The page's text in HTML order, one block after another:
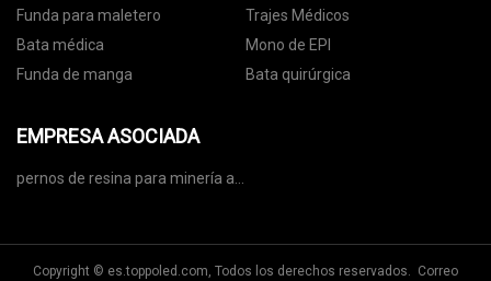
Funda para maletero
Trajes Médicos
Bata médica
Mono de EPI
Funda de manga
Bata quirúrgica
EMPRESA ASOCIADA
pernos de resina para minería a
Copyright © es.toppoled.com, Todos los derechos reservados. Correo